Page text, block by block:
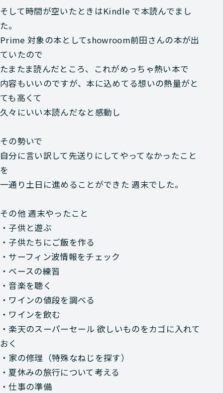
そして時間が空いたときはKindle で本読んでまし
た。
Prime 対象の本としてshowroom前田さんの本が出
ていたので
たまたま読んだところ、これがめっちゃ熱い本で
内容もいいのですが、本に込めてる想いの熱量がと
ても高くて
久々にいい本読んだなと感動し
その勢いで
自分に言い訳して先送りにしてやってなかったこと
を
一通り土日に進めることができた 週末でした。
その他 週末やったこと
・子供と遊ぶ
・子供たちにご飯を作る
・サーフィン波情報をチェック
・ベースの練習
・音楽を聴く
・ワインの値段を調べる
・ワインを飲む
・楽天のスーパーセール 欲しいものをカゴに入れて
おく
・家の修理（特殊なねじを探す）
・夏休みの旅行について考える
・仕事の準備